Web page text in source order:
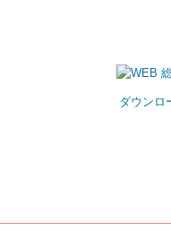
ダウンロ